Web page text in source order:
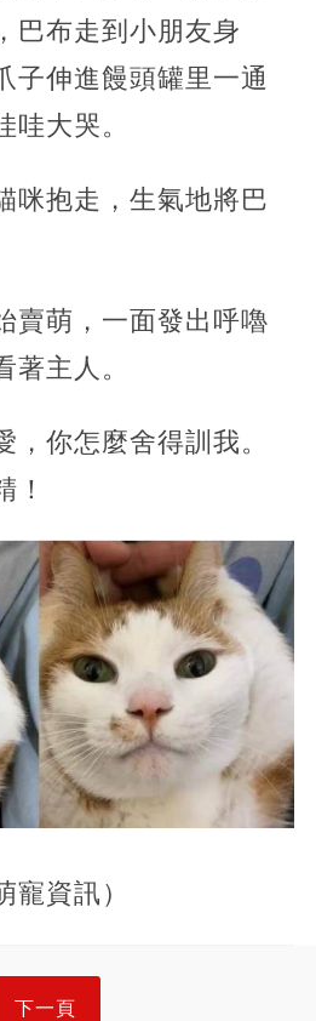
巴布走到小朋友身
子伸進饅頭罐里一通
哇大哭。
咪抱走，生氣地將巴
賣萌，一面發出呼嚕
著主人。
，你怎麼舍得訓我。
！
寵資訊）
下一頁